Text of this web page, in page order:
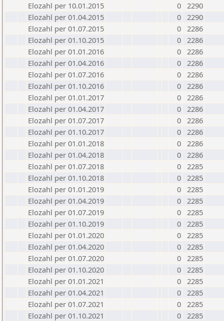
Elozahl per 10.01.2015
0 2290
Elozahl per 01.04.2015
0 2290
Elozahl per 01.07.2015
0 2286
Elozahl per 01.10.2015
0 2286
Elozahl per 01.01.2016
0 2286
Elozahl per 01.04.2016
0 2286
Elozahl per 01.07.2016
0 2286
Elozahl per 01.10.2016
0 2286
Elozahl per 01.01.2017
0 2286
Elozahl per 01.04.2017
0 2286
Elozahl per 01.07.2017
0 2286
Elozahl per 01.10.2017
0 2286
Elozahl per 01.01.2018
0 2286
Elozahl per 01.04.2018
0 2286
Elozahl per 01.07.2018
0 2285
Elozahl per 01.10.2018
0 2285
Elozahl per 01.01.2019
0 2285
Elozahl per 01.04.2019
0 2285
Elozahl per 01.07.2019
0 2285
Elozahl per 01.10.2019
0 2285
Elozahl per 01.01.2020
0 2285
Elozahl per 01.04.2020
0 2285
Elozahl per 01.07.2020
0 2285
Elozahl per 01.10.2020
0 2285
Elozahl per 01.01.2021
0 2285
Elozahl per 01.04.2021
0 2285
Elozahl per 01.07.2021
0 2285
Elozahl per 01.10.2021
0 2285